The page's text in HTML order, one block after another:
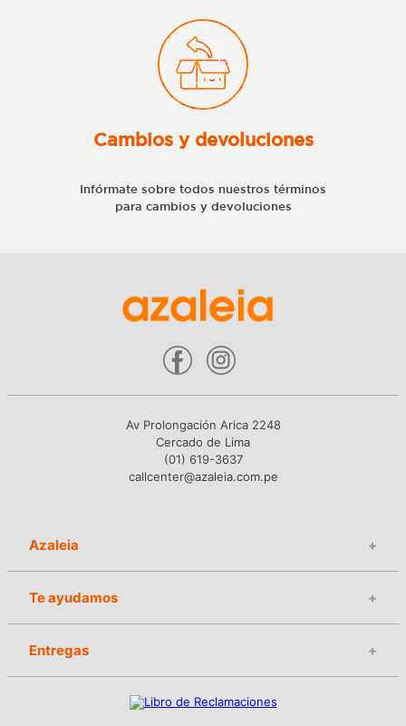
Cambios y devoluciones
Infórmate sobre todos nuestros términos
para cambios y devoluciones
Av Prolongación Arica 2248
Cercado de Lima
(01) 619-3637
callcenter@azaleia.com.pe
Azaleia +
Te ayudamos +
Entregas +